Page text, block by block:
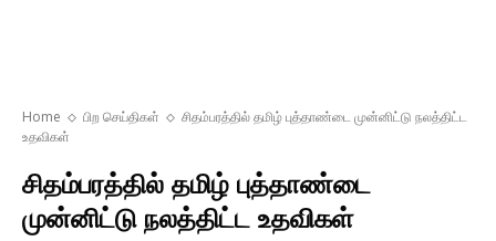
Home பிற செய்திகள்
சிதம்பரத்தில் தமிழ் புத்தாண்டை முன்னிட்டு நலத்திட்ட
உதவிகள்
சிதம்பரத்தில் தமிழ் புத்தாண்டை
முன்னிட்டு நலத்திட்ட உதவிகள்